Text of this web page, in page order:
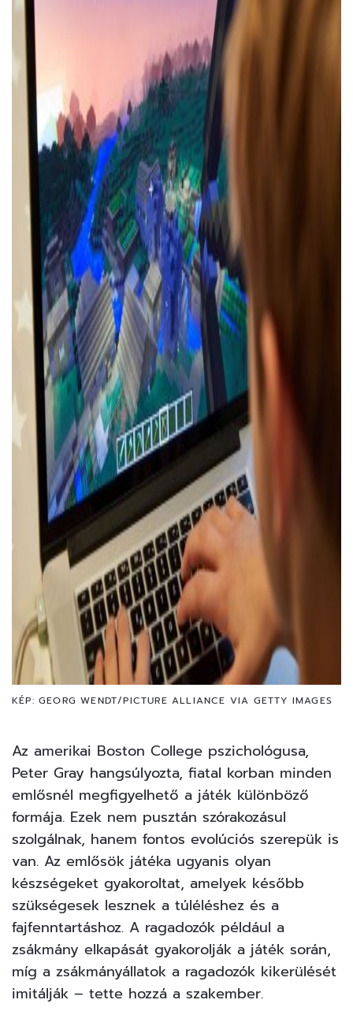
KÉP: GEORG WENDT/PICTURE ALLIANCE VIA GETTY IMAGES
Az amerikai Boston College pszichológusa,
Peter Gray hangsúlyozta, fiatal korban minden
emlősnél megfigyelhető a játék különböző
formája. Ezek nem pusztán szórakozásul
szolgálnak, hanem fontos evolúciós szerepük is
van. Az emlősök játéka ugyanis olyan
készségeket gyakoroltat, amelyek később
szükségesek lesznek a túléléshez és a
fajfenntartáshoz. A ragadozók például a
zsákmány elkapását gyakorolják a játék során,
míg a zsákmányállatok a ragadozók kikerülését
imitálják – tette hozzá a szakember.